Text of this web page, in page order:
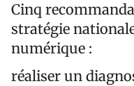
Cinq
stratégie
numérique :
réaliser un